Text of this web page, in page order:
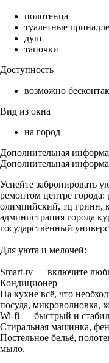
полотенца
туалетные
душ
тапочки
Доступность
возможно
Вид из окна
на город
Дополнительная
Дополнительная
Успейте забронировать
ремонтом центре
олимпийский, тц гринн,
администрация города
государственный
Для уюта и мелочей:
Smart-tv — включите
Кондиционер
На кухне всё, что
посуда, микроволновка,
Wi-fi — быстрый и
Стиральная машинка,
Постельное бельё,
мыло.